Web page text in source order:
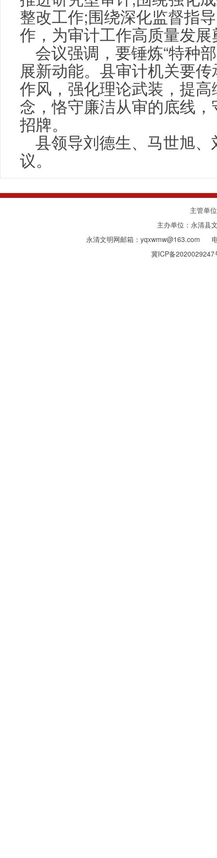
整改工作;围绕深化监督指
作，为审计工作高质量发
会议强调，要锤炼“特种
展新动能。县审计机关要
作风，强化理论武装，提
念，恪守廉洁从审的底线，
招牌。
县领导刘德生、马世旭
议。
主管单
主办单位：永清
永清文明网邮箱：yqxwmw@163.com
冀ICP备2020029247